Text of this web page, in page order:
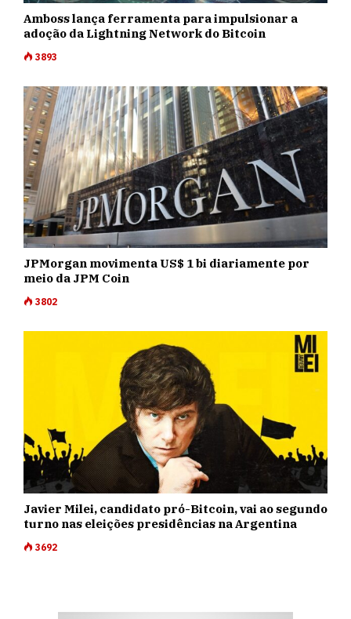
Amboss lança ferramenta para impulsionar a
adoção da Lightning Network do Bitcoin
3893
JPMorgan movimenta US$ 1 bi diariamente por
meio da JPM Coin
3802
Javier Milei, candidato pró-Bitcoin, vai ao segundo
turno nas eleições presidências na Argentina
3692